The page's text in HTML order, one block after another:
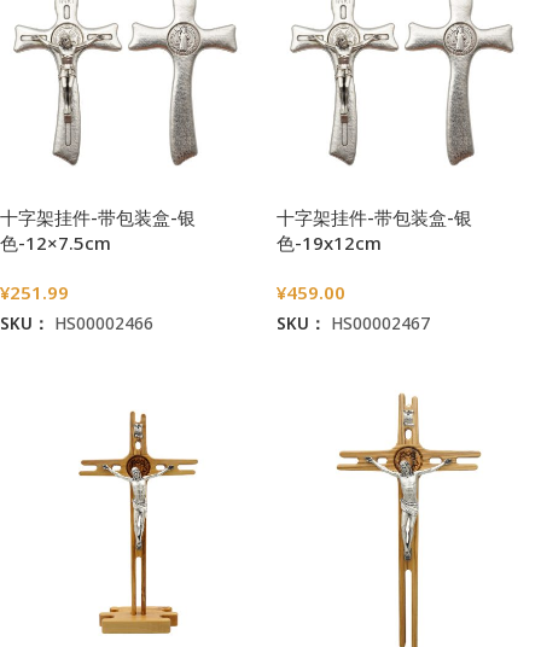
十字架挂件-带包装盒-银
色-12×7.5cm
¥251.99
SKU： HS00002466
十字架挂件-带包装盒-银
色-19x12cm
¥459.00
SKU： HS00002467